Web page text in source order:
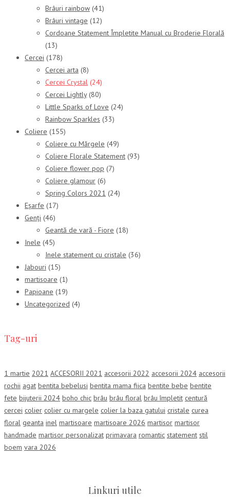
Brâuri rainbow (41)
Brâuri vintage (12)
Cordoane Statement Împletite Manual cu Broderie Florală
(13)
Cercei (178)
Cercei arta (8)
Cercei Crystal (24)
Cercei Lightly (80)
Little Sparks of Love (24)
Rainbow Sparkles (33)
Coliere (155)
Coliere cu Mărgele (49)
Coliere Florale Statement (93)
Coliere flower pop (7)
Coliere glamour (6)
Spring Colors 2021 (24)
Eșarfe (17)
Genți (46)
Geantă de vară - Fiore (18)
Inele (45)
Inele statement cu cristale (36)
Jabouri (15)
martisoare (1)
Papioane (19)
Uncategorized (4)
Tag-uri
1 martie 2021 ACCESORII 2021 accesorii 2022 accesorii 2024 accesorii
rochii agat bentita bebelusi bentita mama fiica bentite bebe bentite
fete bijuterii 2024 boho chic brâu brâu floral brâu împletit centură
cercei colier colier cu margele colier la baza gatului cristale curea
floral geanta inel martisoare martisoare 2026 martisor martisor
handmade martisor personalizat primavara romantic statement stil
boem vara 2026
Linkuri utile